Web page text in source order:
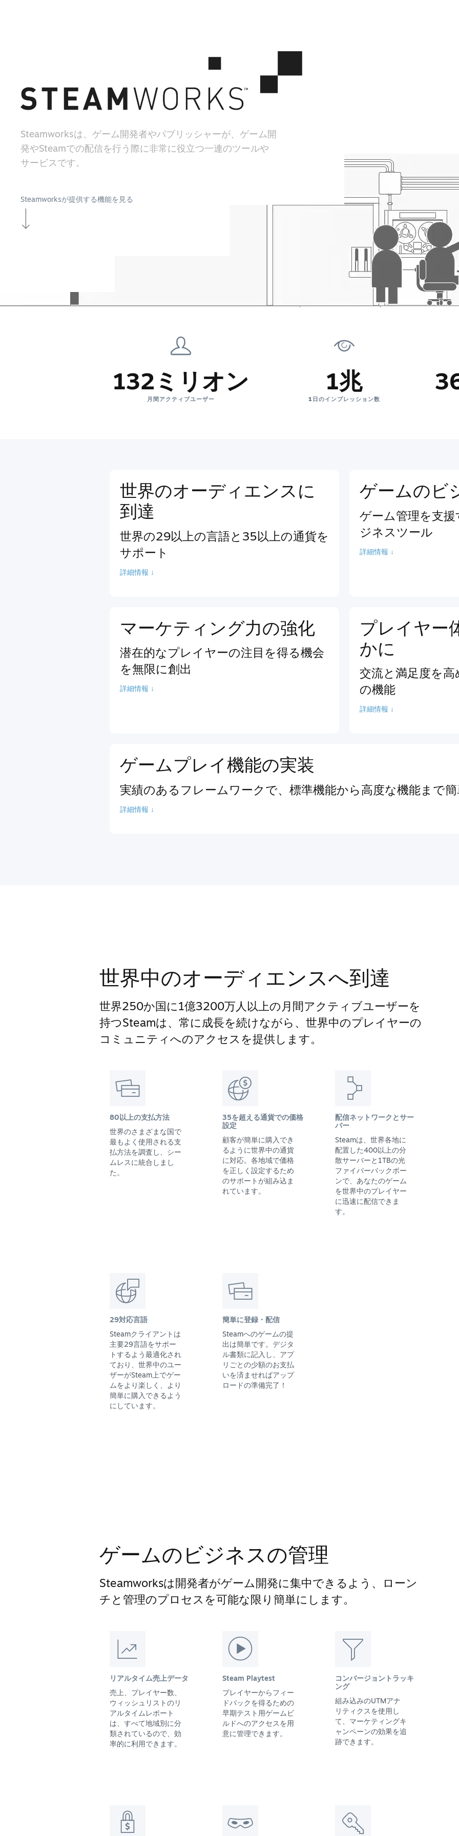
Steamworksは、ゲーム開発者やパブリッシャーが、ゲーム開
発やSteamでの配信を行う際に非常に役立つ一連のツールや
サービスです。
Steamworksが提供する機能を見る
132ミリオン
月間アクティブユーザー
1兆
1日のインプレッション数
世界のオーディエンスに
到達
世界の29以上の言語と35以上の通貨を
サポート
詳細情報 ↓
ゲームのビ
ゲーム管理を支
ジネスツール
詳細情報 ↓
マーケティング力の強化
潜在的なプレイヤーの注目を得る機会
を無限に創出
詳細情報 ↓
プレイヤー
かに
交流と満足度を
の機能
詳細情報 ↓
ゲームプレイ機能の実装
実績のあるフレームワークで、標準機能から高度な機能まで
詳細情報 ↓
世界中のオーディエンスへ到達
世界250か国に1億3200万人以上の月間アクティブユーザーを
持つSteamは、常に成長を続けながら、世界中のプレイヤーの
コミュニティへのアクセスを提供します。
80以上の支払方法
世界のさまざまな国で
最もよく使用される支
払方法を調査し、シー
ムレスに統合しまし
た。
35を超える通貨での価格
設定
顧客が簡単に購入でき
るように世界中の通貨
に対応。各地域で価格
を正しく設定するため
のサポートが組み込ま
れています。
配信ネットワークとサー
バー
Steamは、世界各地に
配置した400以上の分
散サーバーと1TBの光
ファイバーバックボー
ンで、あなたのゲーム
を世界中のプレイヤー
に迅速に配信できま
す。
29対応言語
Steamクライアントは
主要29言語をサポー
トするよう最適化され
ており、世界中のユー
ザーがSteam上でゲー
ムをより楽しく、より
簡単に購入できるよう
にしています。
簡単に登録・配信
Steamへのゲームの提
出は簡単です。デジタ
ル書類に記入し、アプ
リごとの少額のお支払
いを済ませればアップ
ロードの準備完了！
ゲームのビジネスの管理
Steamworksは開発者がゲーム開発に集中できるよう、ローン
チと管理のプロセスを可能な限り簡単にします。
リアルタイム売上データ
売上、プレイヤー数、
ウィッシュリストのリ
アルタイムレポート
は、すべて地域別に分
類されているので、効
率的に利用できます。
Steam Playtest
プレイヤーからフィー
ドバックを得るための
早期テスト用ゲームビ
ルドへのアクセスを用
意に管理できます。
コンバージョントラッキ
ング
組み込みのUTMアナ
リティクスを使用し
て、マーケティングキ
ャンペーンの効果を追
跡できます。